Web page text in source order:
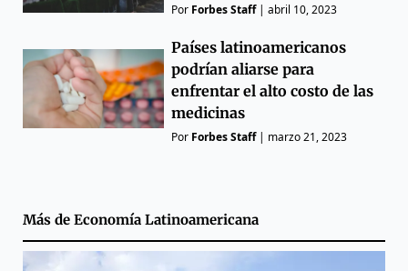
Por Forbes Staff|abril 10, 2023
Países latinoamericanos
podrían aliarse para
enfrentar el alto costo de las
medicinas
Por Forbes Staff| marzo 21, 2023
Más de Economía Latinoamericana